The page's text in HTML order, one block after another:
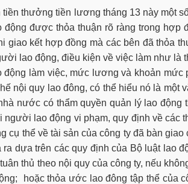
tiền thưởng tiền lương tháng 13 này một
động được thỏa thuận rõ ràng trong hợp
giao kết hợp đồng mà các bên đã thỏa
lao động, điều kiện về việc làm như là
động làm việc, mức lương và khoản mức
nội quy lao đông, có thể hiểu nó là
nước có thẩm quyền quản lý lao
người lao động vi phạm, quy định về
cụ thể về tài sản của công ty đã bàn
ra dựa trên các quy định của Bộ luật lao
thủ theo nội quy của công ty, nếu
hoặc thỏa ước lao đông tập thể của